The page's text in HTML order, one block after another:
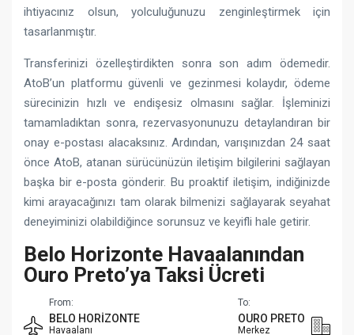
ihtiyacınız olsun, yolculuğunuzu zenginleştirmek için
tasarlanmıştır.
Transferinizi özelleştirdikten sonra son adım ödemedir.
AtoB’un platformu güvenli ve gezinmesi kolaydır, ödeme
sürecinizin hızlı ve endişesiz olmasını sağlar. İşleminizi
tamamladıktan sonra, rezervasyonunuzu detaylandıran bir
onay e-postası alacaksınız. Ardından, varışınızdan 24 saat
önce AtoB, atanan sürücünüzün iletişim bilgilerini sağlayan
başka bir e-posta gönderir. Bu proaktif iletişim, indiğinizde
kimi arayacağınızı tam olarak bilmenizi sağlayarak seyahat
deneyiminizi olabildiğince sorunsuz ve keyifli hale getirir.
Belo Horizonte Havaalanından
Ouro Preto’ya Taksi Ücreti
From:
BELO HORIZONTE
Havaalanı
To:
OURO PRETO
Merkez